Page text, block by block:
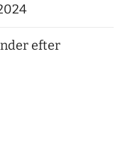
efter